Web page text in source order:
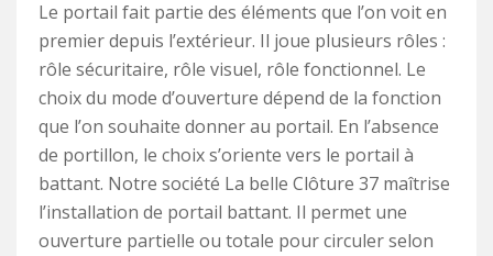
Le portail fait partie des éléments que l’on voit en
premier depuis l’extérieur. Il joue plusieurs rôles :
rôle sécuritaire, rôle visuel, rôle fonctionnel. Le
choix du mode d’ouverture dépend de la fonction
que l’on souhaite donner au portail. En l’absence
de portillon, le choix s’oriente vers le portail à
battant. Notre société La belle Clôture 37 maîtrise
l’installation de portail battant. Il permet une
ouverture partielle ou totale pour circuler selon